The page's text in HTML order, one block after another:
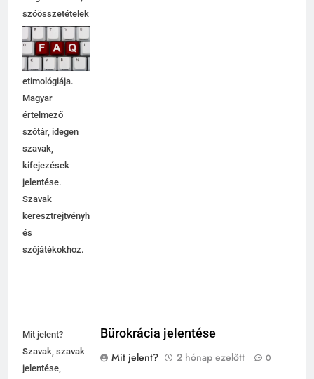
szóösszetételek
jelentése,
magyarázata,
használata,
etimológiája.
Magyar
értelmező
szótár, idegen
szavak,
kifejezések
jelentése.
Szavak
keresztrejtvényhez
és
szójátékokhoz.
Mit jelent?
Szavak, szavak
jelentése,
Bürokrácia jelentése
Mit jelent?
2 hónap ezelőtt 0